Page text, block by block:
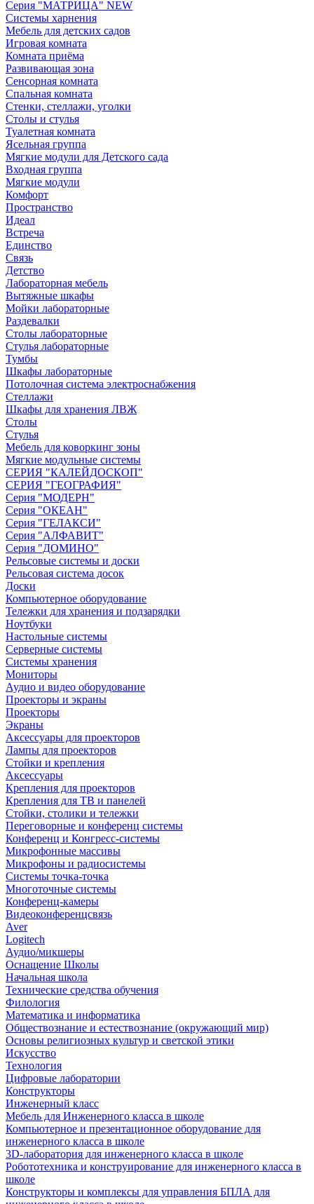
Серия "МАТРИЦА" NEW
Системы харнения
Мебель для детских садов
Игровая комната
Комната приёма
Развивающая зона
Сенсорная комната
Спальная комната
Стенки, стеллажи, уголки
Столы и стулья
Туалетная комната
Ясельная группа
Мягкие модули для Детского сада
Входная группа
Мягкие модули
Комфорт
Пространство
Идеал
Встреча
Единство
Связь
Детство
Лабораторная мебель
Вытяжные шкафы
Мойки лабораторные
Раздевалки
Столы лабораторные
Стулья лабораторные
Тумбы
Шкафы лабораторные
Потолочная система электроснабжения
Стеллажи
Шкафы для хранения ЛВЖ
Столы
Стулья
Мебель для коворкинг зоны
Мягкие модульные системы
СЕРИЯ "КАЛЕЙДОСКОП"
СЕРИЯ "ГЕОГРАФИЯ"
Серия "МОДЕРН"
Серия "ОКЕАН"
Серия "ГЕЛАКСИ"
Серия "АЛФАВИТ"
Серия "ДОМИНО"
Рельсовые системы и доски
Рельсовая система досок
Доски
Компьютерное оборудование
Тележки для хранения и подзарядки
Ноутбуки
Настольные системы
Серверные системы
Системы хранения
Мониторы
Аудио и видео оборудование
Проекторы и экраны
Проекторы
Экраны
Аксессуары для проекторов
Лампы для проекторов
Стойки и крепления
Аксессуары
Крепления для проекторов
Крепления для ТВ и панелей
Стойки, столики и тележки
Переговорные и конференц системы
Конференц и Конгресс-системы
Микрофонные массивы
Микрофоны и радиосистемы
Системы точка-точка
Многоточные системы
Конференц-камеры
Видеоконференцсвязь
Aver
Logitech
Аудио/микшеры
Оснащение Школы
Начальная школа
Технические средства обучения
Филология
Математика и информатика
Обществознание и естествознание (окружающий мир)
Основы религиозных культур и светской этики
Искусство
Технология
Цифровые лаборатории
Конструкторы
Инженерный класс
Мебель для Инженерного класса в школе
Компьютерное и презентационное оборудование для
инженерного класса в школе
3D-лаборатория для инженерного класса в школе
Робототехника и конструирование для инженерного класса в
школе
Конструкторы и комплексы для управления БПЛА для